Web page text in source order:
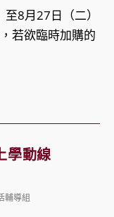
8月27日（二）
若欲臨時加購的
學動線
輔導組